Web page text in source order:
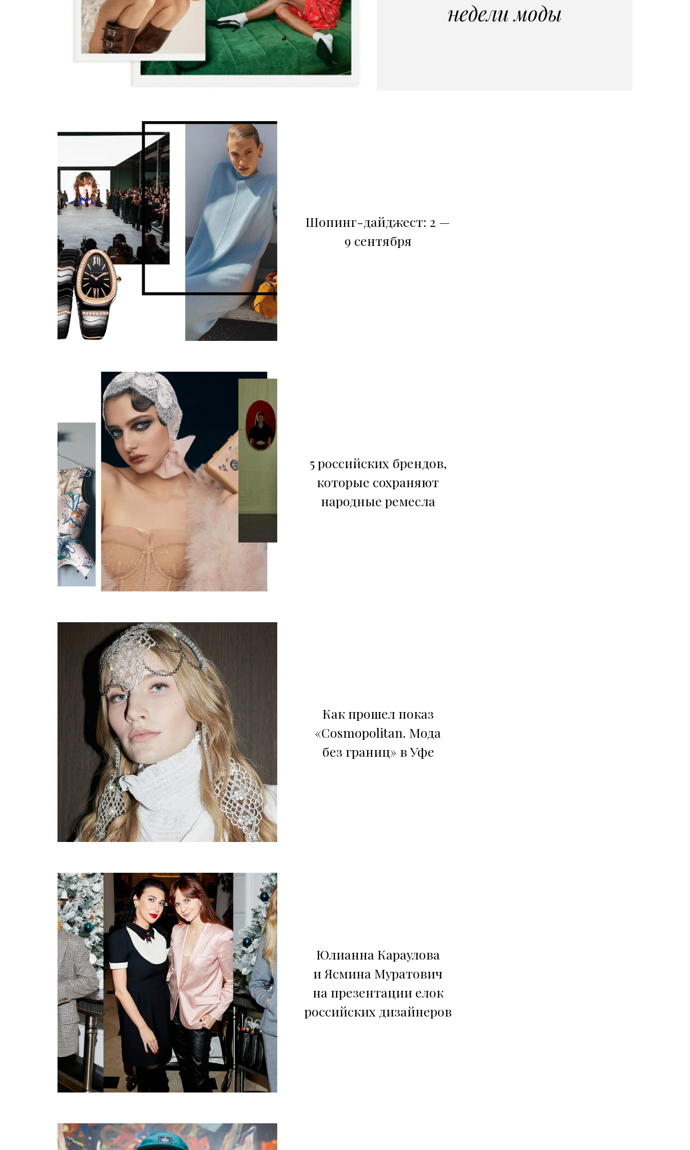
недели моды
Шопинг-дайджест: 2 —
9 сентября
5 российских брендов,
которые сохраняют
народные ремесла
Как прошел показ
«Cosmopolitan. Мода
без границ» в Уфе
Юлианна Караулова
и Ясмина Муратович
на презентации елок
российских дизайнеров